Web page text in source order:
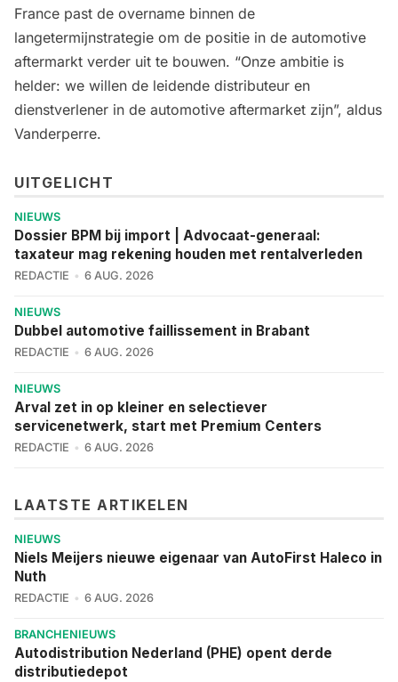
France past de overname binnen de
langetermijnstrategie om de positie in de automotive
aftermarkt verder uit te bouwen. “Onze ambitie is
helder: we willen de leidende distributeur en
dienstverlener in de automotive aftermarket zijn”, aldus
Vanderperre.
UITGELICHT
NIEUWS
Dossier BPM bij import | Advocaat-generaal:
taxateur mag rekening houden met rentalverleden
REDACTIE 6 AUG. 2026
NIEUWS
Dubbel automotive faillissement in Brabant
REDACTIE 6 AUG. 2026
NIEUWS
Arval zet in op kleiner en selectiever
servicenetwerk, start met Premium Centers
REDACTIE 6 AUG. 2026
LAATSTE ARTIKELEN
NIEUWS
Niels Meijers nieuwe eigenaar van AutoFirst Haleco in
Nuth
REDACTIE 6 AUG. 2026
BRANCHENIEUWS
Autodistribution Nederland (PHE) opent derde
distributiedepot